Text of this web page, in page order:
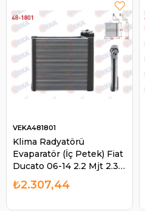
Klima Radyatörü
Evaparatör (İç Petek) Fiat
Ducato 06-14 2.2 Mjt 2.3
Mjt 3.0 Mjt | VEKA 481801
VEKA481801
₺2.307,44